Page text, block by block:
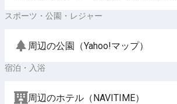
スポーツ・公園・レジャー
周辺の公園（Yahoo!マップ）
宿泊・入浴
周辺のホテル（NAVITIME）